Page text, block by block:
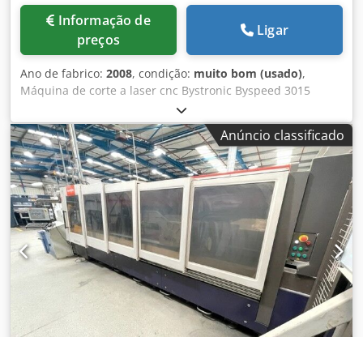
preços
Ligar
Ano de fabrico: 2008, condição: muito bom (usado),
Máquina de corte a laser cnc Bystronic Byspeed 3015
usada, com manutenção completa e bem conservada, para
venda Byspeed 3015 5.2kw - manutenção a cada 6 meses
com a Bystronic sob contrato de serviço Dsdpfjp Eb R Usx
Aa Rskr Instalada nova/ano: 2008 Fabricante: Bystronic
Modelo: Byspeed 3015 Tamanho da folha: 3metros x
1,5metros / 3000mm x 1500mm Potência do laser: 5.2kw /
5200 watt Automatização com Bytrans 3015 para uma
produção "lights out" Carregador e descarregador
automático de chapa Ano: 2008 Estado: bom estado de
funcionamento Informações mais recentes: Remodelação
completa do ressonador há 18 meses efectuada pela
Bystronic uk, que consiste em: Novo turbo 2016 / turbina e
vidraria Nova bomba de vácuo instalada (2022) Entrega,
instalação e formação disponíveis
Anúncio classificado